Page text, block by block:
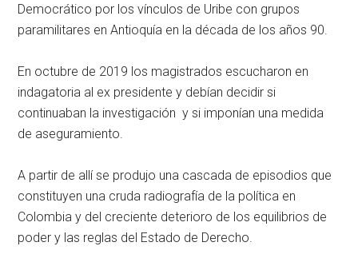
Democrático por los vínculos de Uribe con grupos
paramilitares en Antioquía en la década de los años 90.
En octubre de 2019 los magistrados escucharon en
indagatoria al ex presidente y debían decidir si
continuaban la investigación y si imponían una medida
de aseguramiento.
A partir de allí se produjo una cascada de episodios que
constituyen una cruda radiografía de la política en
Colombia y del creciente deterioro de los equilibrios de
poder y las reglas del Estado de Derecho.